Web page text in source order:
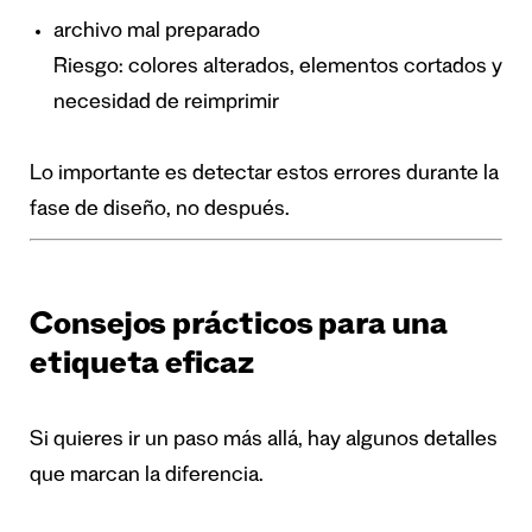
archivo mal preparado
Riesgo: colores alterados, elementos cortados y
necesidad de reimprimir
Lo importante es detectar estos errores durante la
fase de diseño, no después.
Consejos prácticos para una
etiqueta eficaz
Si quieres ir un paso más allá, hay algunos detalles
que marcan la diferencia.